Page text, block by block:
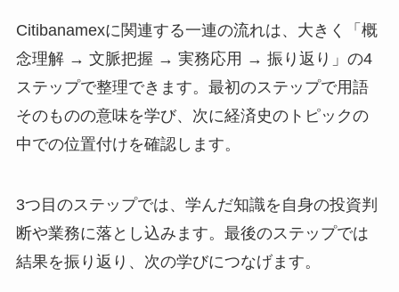
Citibanamexに関連する一連の流れは、大きく「概
念理解 → 文脈把握 → 実務応用 → 振り返り」の4
ステップで整理できます。最初のステップで用語
そのものの意味を学び、次に経済史のトピックの
中での位置付けを確認します。
3つ目のステップでは、学んだ知識を自身の投資判
断や業務に落とし込みます。最後のステップでは
結果を振り返り、次の学びにつなげます。